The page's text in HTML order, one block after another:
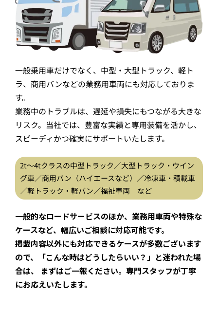
一般乗用車だけでなく、中型・大型トラック、軽ト
ラ、商用バンなどの業務用車両にも対応しておりま
す。
業務中のトラブルは、遅延や損失にもつながる大きな
リスク。当社では、豊富な実績と専用装備を活かし、
スピーディかつ確実にサポートいたします。
2t〜4tクラスの中型トラック／大型トラック・ウイン
グ車／商用バン（ハイエースなど）／冷凍車・積載車
／軽トラック・軽バン／福祉車両 など
一般的なロードサービスのほか、業務用車両や特殊な
ケースなど、幅広いご相談に対応可能です。
掲載内容以外にも対応できるケースが多数ございます
ので、「こんな時はどうしたらいい？」と迷われた場
合は、
まずはご一報ください。専門スタッフが丁寧
にお応えいたします。